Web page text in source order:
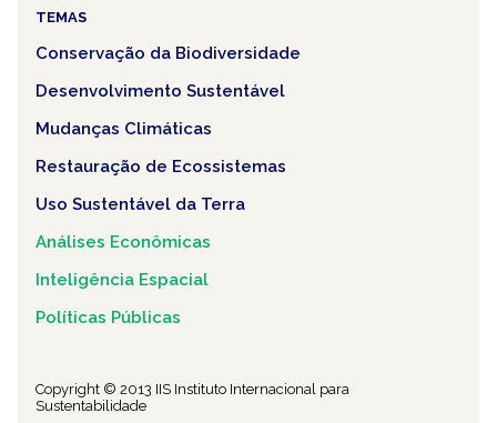
TEMAS
Conservação da Biodiversidade
Desenvolvimento Sustentável
Mudanças Climáticas
Restauração de Ecossistemas
Uso Sustentável da Terra
Análises Econômicas
Inteligência Espacial
Políticas Públicas
Copyright © 2013 IIS Instituto Internacional para
Sustentabilidade